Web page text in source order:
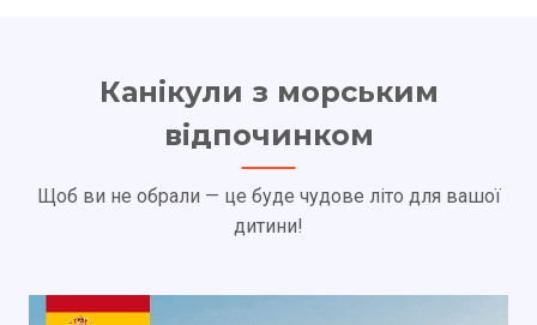
Канікули з морським
відпочинком
Щоб ви не обрали — це буде чудове літо для вашої
дитини!